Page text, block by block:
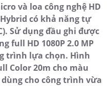
và loa công nghệ HD
Hybrid có khả năng tự
Sử dụng đầu ghi được
full HD 1080P 2.0 MP
trình lựa chọn. Hình
Color 20m cho màu
cho công trình vừa